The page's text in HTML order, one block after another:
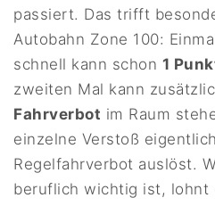
passiert. Das trifft
Autobahn Zone 100:
schnell kann schon 1
zweiten Mal kann
Fahrverbot im Raum
einzelne Verstoß
Regelfahrverbot auslöst.
beruflich wichtig ist, lohnt